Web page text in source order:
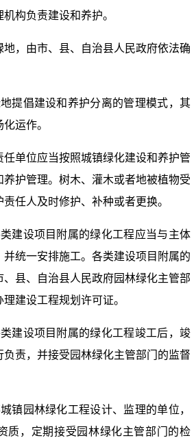
构负责建设和养护。
地，由市、县、自治县人民政府依法确
提倡建设和养护分离的管理模式，其
运作。
任单位应当按照城镇绿化建设和养护管
护管理。树木、灌木或者地被植物受
任人及时修护、补种或者更换。
建设项目附属的绿化工程应当与主体
统一安排施工。各类建设项目附属的
县、自治县人民政府园林绿化主管部
建设工程规划许可证。
建设项目附属的绿化工程竣工后，竣
责，并接受园林绿化主管部门的监督
镇园林绿化工程设计、监理的单位，
质，定期接受园林绿化主管部门的检